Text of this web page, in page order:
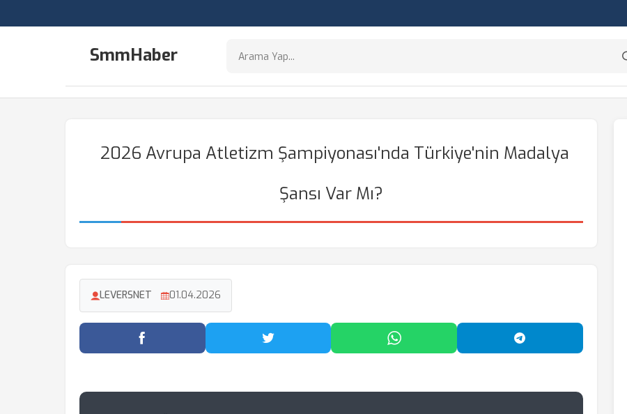
SmmHaber
2026 Avrupa Atletizm Şampiyonası'nda Türkiye'nin Madalya
Şansı Var Mı?
LEVERSNET 01.04.2026
Facebook'ta Paylaş Twitter'da Paylaş WhatsApp'ta Paylaş Telegram'da Paylaş